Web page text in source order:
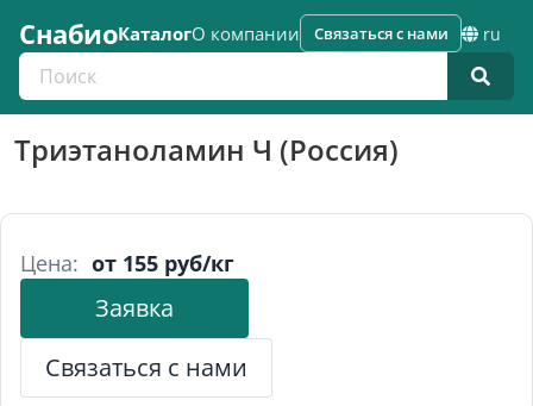
СнабиоКаталогО компании
Поиск по каталогу
Связаться с нами ru
Триэтаноламин Ч (Россия)
Цена: от 155 руб/кг
Заявка
Связаться с нами